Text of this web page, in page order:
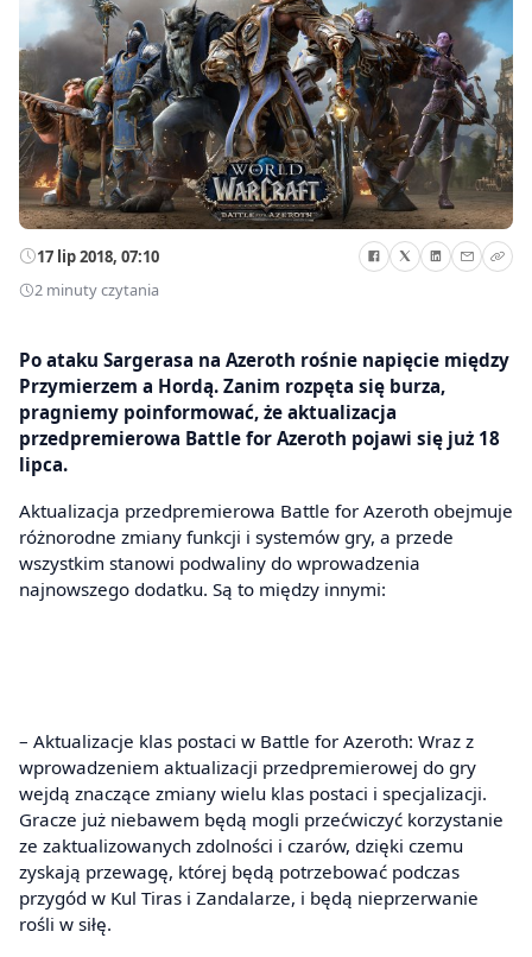
17 lip 2018, 07:10
2 minuty czytania
Po ataku Sargerasa na Azeroth rośnie napięcie między
Przymierzem a Hordą. Zanim rozpęta się burza,
pragniemy poinformować, że aktualizacja
przedpremierowa Battle for Azeroth pojawi się już 18
lipca.
Aktualizacja przedpremierowa Battle for Azeroth obejmuje
różnorodne zmiany funkcji i systemów gry, a przede
wszystkim stanowi podwaliny do wprowadzenia
najnowszego dodatku. Są to między innymi:
– Aktualizacje klas postaci w Battle for Azeroth: Wraz z
wprowadzeniem aktualizacji przedpremierowej do gry
wejdą znaczące zmiany wielu klas postaci i specjalizacji.
Gracze już niebawem będą mogli przećwiczyć korzystanie
ze zaktualizowanych zdolności i czarów, dzięki czemu
zyskają przewagę, której będą potrzebować podczas
przygód w Kul Tiras i Zandalarze, i będą nieprzerwanie
rośli w siłę.